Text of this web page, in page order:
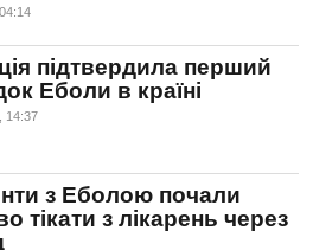
підтвердила перший
Еболи в країні
14:37
з Еболою почали
тікати з лікарень через